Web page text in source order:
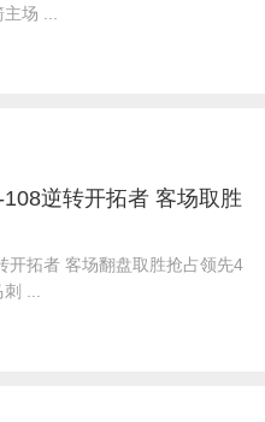
场 ...
逆转开拓者 客场取胜
开拓者 客场翻盘取胜抢占领先4
...